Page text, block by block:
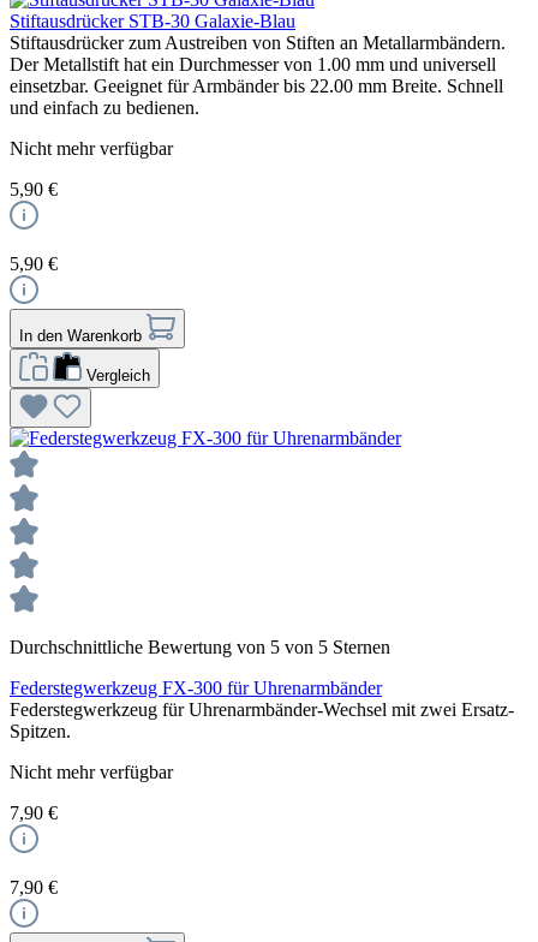
Stiftausdrücker STB-30 Galaxie-Blau
Stiftausdrücker zum Austreiben von Stiften an Metallarmbändern.
Der Metallstift hat ein Durchmesser von 1.00 mm und universell
einsetzbar. Geeignet für Armbänder bis 22.00 mm Breite. Schnell
und einfach zu bedienen.
Nicht mehr verfügbar
5,90 €
5,90 €
In den Warenkorb
Vergleich
Durchschnittliche Bewertung von 5 von 5 Sternen
Federstegwerkzeug FX-300 für Uhrenarmbänder
Federstegwerkzeug für Uhrenarmbänder-Wechsel mit zwei Ersatz-
Spitzen.
Nicht mehr verfügbar
7,90 €
7,90 €